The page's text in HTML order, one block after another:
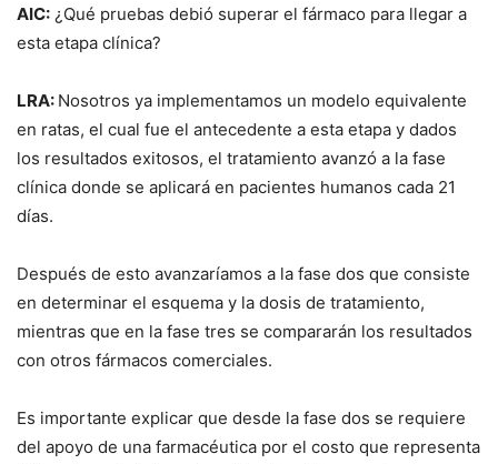
AIC: ¿Qué pruebas debió superar el fármaco para llegar a
esta etapa clínica?
LRA: Nosotros ya implementamos un modelo equivalente
en ratas, el cual fue el antecedente a esta etapa y dados
los resultados exitosos, el tratamiento avanzó a la fase
clínica donde se aplicará en pacientes humanos cada 21
días.
Después de esto avanzaríamos a la fase dos que consiste
en determinar el esquema y la dosis de tratamiento,
mientras que en la fase tres se compararán los resultados
con otros fármacos comerciales.
Es importante explicar que desde la fase dos se requiere
del apoyo de una farmacéutica por el costo que representa